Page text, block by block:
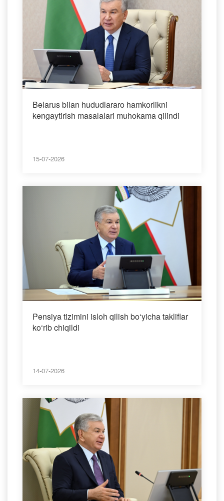
Belarus bilan hududlararo hamkorlikni
kengaytirish masalalari muhokama qilindi
15-07-2026
Pensiya tizimini isloh qilish bo‘yicha takliflar
ko‘rib chiqildi
14-07-2026